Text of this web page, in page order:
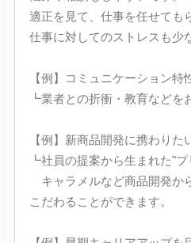
適正を見て、仕事を任せても
仕事に対してのストレスも少
【例】コミュニケーション
┗業者との折衝・教育などを
【例】新商品開発に携わり
┗社員の提案から生まれた"プ
キャラメルなど商品開発か
こだわることができます。